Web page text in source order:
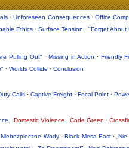
·Unforeseen Consequences· Office
Ethics·Surface Tension ·"Forget About
Pulling Out"·Missing in Action · Friendly
· Worlds Collide · Conclusion
Calls · Captive Freight · Focal Point ·
· Domestic Violence · Code Green ·
Niebezpieczne Wody·Black Mesa East·